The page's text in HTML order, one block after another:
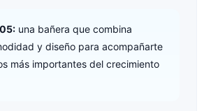
una bañera que combina
y diseño para acompañarte
más importantes del crecimiento